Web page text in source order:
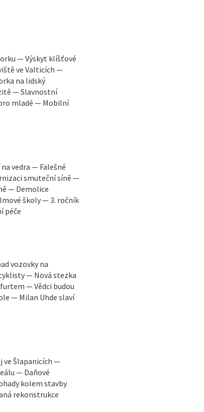
— Výskyt klíšťové
ve Valticích —
na lidský
— Slavnostní
mladé — Mobilní
vedra — Falešné
smuteční síně —
— Demolice
školy — 3. ročník
péče
vozovky na
— Nová stezka
— Vědci budou
— Milan Uhde slaví
ve Šlapanicích —
— Daňové
kolem stavby
rekonstrukce